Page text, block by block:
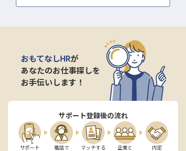
おもてなしHRが
あなたのお仕事探しを
お手伝いします！
サポート登録後の流れ
サポート
電話で
マッチする
企業と
内定